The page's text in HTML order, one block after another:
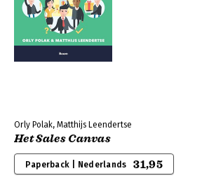
Orly Polak, Matthijs Leendertse
Het Sales Canvas
Paperback | Nederlands 31,95